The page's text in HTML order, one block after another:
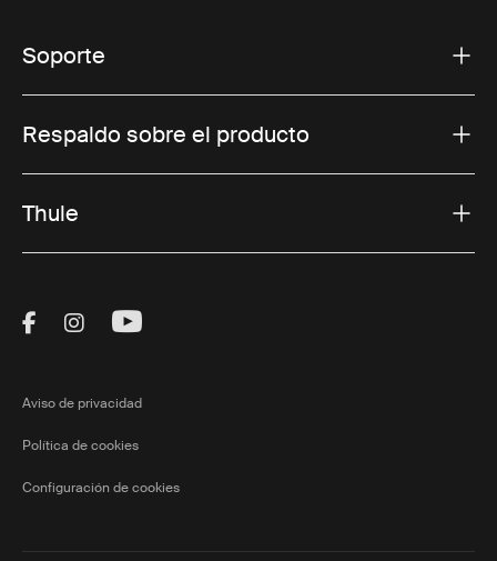
Soporte
Respaldo sobre el producto
Thule
Visit Thule on Facebook (external link)
Visit Thule on Instagram (external link)
Visit Thule on Youtube (external
Aviso de privacidad
Política de cookies
Configuración de cookies